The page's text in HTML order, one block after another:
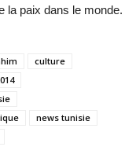
la paix dans le monde.
culture
news tunisie